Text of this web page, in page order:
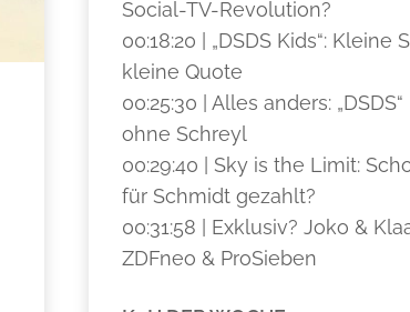
Social-TV-Revolution?
00:18:20 | „DSDS Kids“: Kleine
kleine Quote
00:25:30 | Alles anders: „DSDS“
ohne Schreyl
00:29:40 | Sky is the Limit:
für Schmidt gezahlt?
00:31:58 | Exklusiv? Joko &
ZDFneo & ProSieben